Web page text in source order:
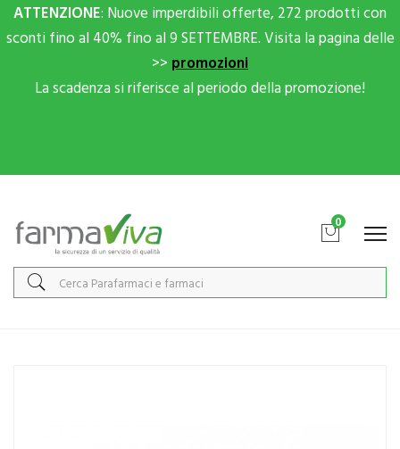
ATTENZIONE: Nuove imperdibili offerte, 272 prodotti con
sconti fino al 40% fino al 9 SETTEMBRE. Visita la pagina delle
>> promozioni
La scadenza si riferisce al periodo della promozione!
0